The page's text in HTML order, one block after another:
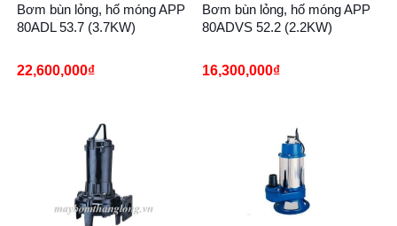
Bơm bùn lỏng, hố móng APP
80ADL 53.7 (3.7KW)
22,600,000₫
Bơm bùn lỏng, hố móng APP
80ADVS 52.2 (2.2KW)
16,300,000₫